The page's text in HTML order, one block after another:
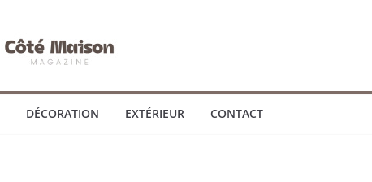
DÉCORATION EXTÉRIEUR CONTACT